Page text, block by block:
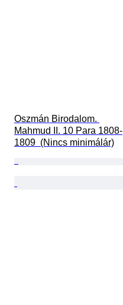
Oszmán Birodalom.
Mahmud II. 10 Para 1808-
1809  (Nincs minimálár)